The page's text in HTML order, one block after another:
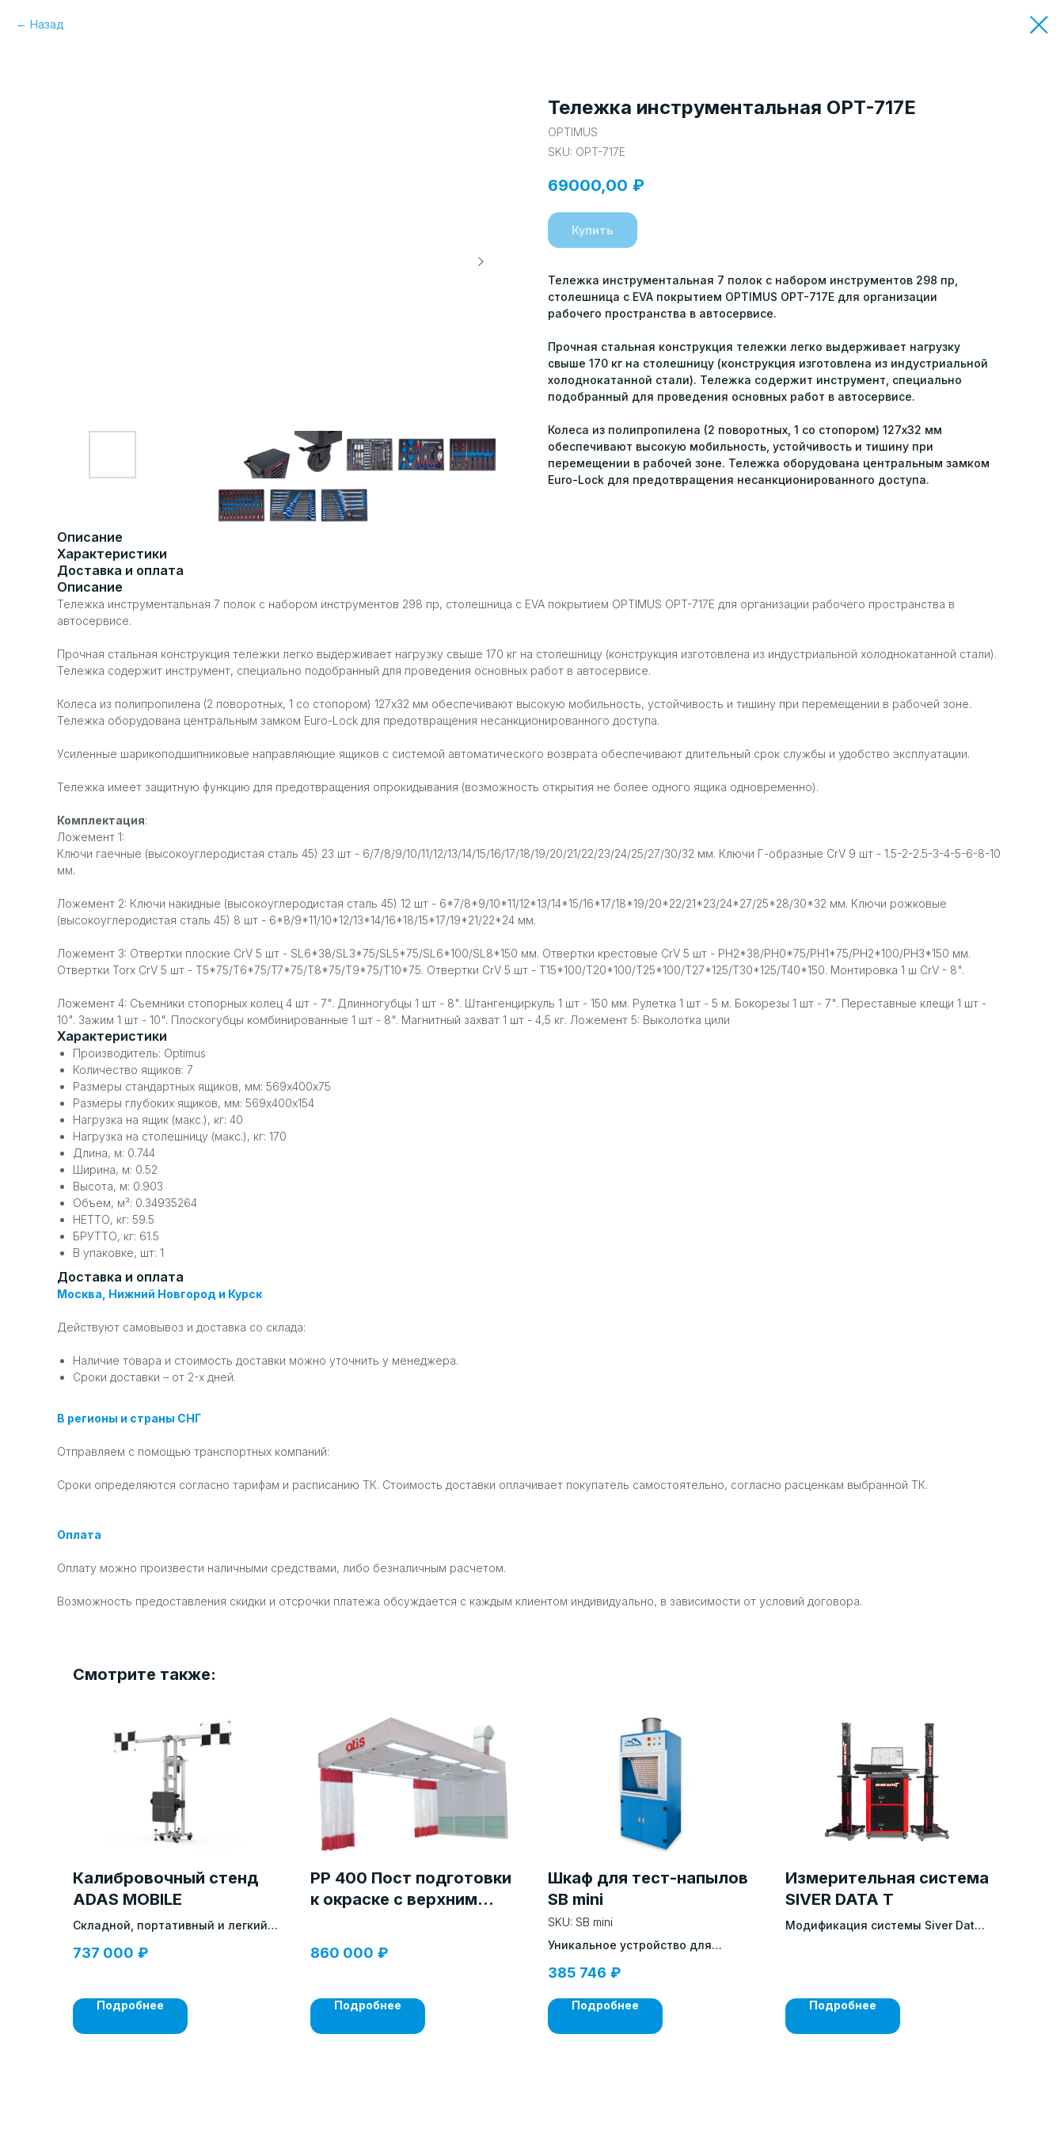
Назад
Тележка инструментальная OPT-717E
OPTIMUS
SKU: OPT-717E
69000,00 ₽
Купить
Тележка инструментальная 7 полок с набором инструментов 298 пр,
столешница с EVA покрытием OPTIMUS OPT-717E для организации
рабочего пространства в автосервисе.
Прочная стальная конструкция тележки легко выдерживает нагрузку
свыше 170 кг на столешницу (конструкция изготовлена из индустриальной
холоднокатанной стали). Тележка содержит инструмент, специально
подобранный для проведения основных работ в автосервисе.
Колеса из полипропилена (2 поворотных, 1 со стопором) 127х32 мм
обеспечивают высокую мобильность, устойчивость и тишину при
перемещении в рабочей зоне. Тележка оборудована центральным замком
Euro-Lock для предотвращения несанкционированного доступа.
Описание
Характеристики
Доставка и оплата
Описание
Тележка инструментальная 7 полок с набором инструментов 298 пр, столешница с EVA покрытием OPTIMUS OPT-717E для организации рабочего пространства в
автосервисе.
Прочная стальная конструкция тележки легко выдерживает нагрузку свыше 170 кг на столешницу (конструкция изготовлена из индустриальной холоднокатанной стали).
Тележка содержит инструмент, специально подобранный для проведения основных работ в автосервисе.
Колеса из полипропилена (2 поворотных, 1 со стопором) 127х32 мм обеспечивают высокую мобильность, устойчивость и тишину при перемещении в рабочей зоне.
Тележка оборудована центральным замком Euro-Lock для предотвращения несанкционированного доступа.
Усиленные шарикоподшипниковые направляющие ящиков с системой автоматического возврата обеспечивают длительный срок службы и удобство эксплуатации.
Тележка имеет защитную функцию для предотвращения опрокидывания (возможность открытия не более одного ящика одновременно).
Комплектация:
Ложемент 1:
Ключи гаечные (высокоуглеродистая сталь 45) 23 шт - 6/7/8/9/10/11/12/13/14/15/16/17/18/19/20/21/22/23/24/25/27/30/32 мм. Ключи Г-образные CrV 9 шт - 1.5-2-2.5-3-4-5-6-8-10
мм.
Ложемент 2: Ключи накидные (высокоуглеродистая сталь 45) 12 шт - 6*7/8*9/10*11/12*13/14*15/16*17/18*19/20*22/21*23/24*27/25*28/30*32 мм. Ключи рожковые
(высокоуглеродистая сталь 45) 8 шт - 6*8/9*11/10*12/13*14/16*18/15*17/19*21/22*24 мм.
Ложемент 3: Отвертки плоские CrV 5 шт - SL6*38/SL3*75/SL5*75/SL6*100/SL8*150 мм. Отвертки крестовые CrV 5 шт - PH2*38/PH0*75/PH1*75/PH2*100/PH3*150 мм.
Отвертки Torx CrV 5 шт - T5*75/T6*75/T7*75/T8*75/T9*75/T10*75. Отвертки CrV 5 шт - T15*100/T20*100/T25*100/T27*125/T30*125/T40*150. Монтировка 1 ш CrV - 8".
Ложемент 4: Съемники стопорных колец 4 шт - 7". Длинногубцы 1 шт - 8". Штангенциркуль 1 шт - 150 мм. Рулетка 1 шт - 5 м. Бокорезы 1 шт - 7". Переставные клещи 1 шт -
10". Зажим 1 шт - 10". Плоскогубцы комбинированные 1 шт - 8". Магнитный захват 1 шт - 4,5 кг. Ложемент 5: Выколотка цили
Характеристики
Производитель: Optimus
Количество ящиков: 7
Размеры стандартных ящиков, мм: 569х400х75
Размеры глубоких ящиков, мм: 569х400х154
Нагрузка на ящик (макс.), кг: 40
Нагрузка на столешницу (макс.), кг: 170
Длина, м: 0.744
Ширина, м: 0.52
Высота, м: 0.903
Объем, м³: 0.34935264
НЕТТО, кг: 59.5
БРУТТО, кг: 61.5
В упаковке, шт: 1
Доставка и оплата
Москва, Нижний Новгород и Курск
Действуют самовывоз и доставка со склада:
Наличие товара и стоимость доставки можно уточнить у менеджера.
Сроки доставки – от 2-х дней.
В регионы и страны СНГ
Отправляем с помощью транспортных компаний:
Сроки определяются согласно тарифам и расписанию ТК. Стоимость доставки оплачивает покупатель самостоятельно, согласно расценкам выбранной ТК.
Оплата
Оплату можно произвести наличными средствами, либо безналичным расчетом.
Возможность предоставления скидки и отсрочки платежа обсуждается с каждым клиентом индивидуально, в зависимости от условий договора.
Смотрите также:
Калибровочный стенд
ADAS MOBILE
Складной, портативный и легкий
ADAS
737 000 ₽
Подробнее
PP 400 Пост подготовки
к окраске с верхним
860 000 ₽
Подробнее
Шкаф для тест-напылов
SB mini
SKU: SB mini
Уникальное устройство для
385 746 ₽
Подробнее
Измерительная система
SIVER DATA T
Модификация сиcтемы Siver Data,
Подробнее